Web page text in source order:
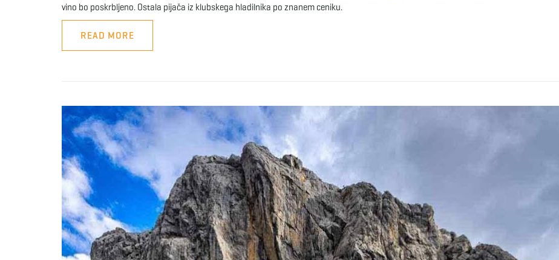
vino bo poskrbljeno. Ostala pijača iz klubskega hladilnika po znanem ceniku.
READ MORE